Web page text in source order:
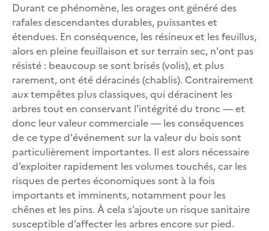
Durant ce phénomène, les orages ont généré des
rafales descendantes durables, puissantes et
étendues. En conséquence, les résineux et les feuillus,
alors en pleine feuillaison et sur terrain sec, n'ont pas
résisté : beaucoup se sont brisés (volis), et plus
rarement, ont été déracinés (chablis). Contrairement
aux tempêtes plus classiques, qui déracinent les
arbres tout en conservant l'intégrité du tronc — et
donc leur valeur commerciale — les conséquences
de ce type d'événement sur la valeur du bois sont
particulièrement importantes. Il est alors nécessaire
d’exploiter rapidement les volumes touchés, car les
risques de pertes économiques sont à la fois
importants et imminents, notamment pour les
chênes et les pins. À cela s’ajoute un risque sanitaire
susceptible d’affecter les arbres encore sur pied.